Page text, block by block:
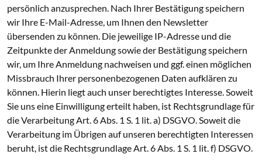
persönlich anzusprechen. Nach Ihrer Bestätigung speichern
wir Ihre E-Mail-Adresse, um Ihnen den Newsletter
übersenden zu können. Die jeweilige IP-Adresse und die
Zeitpunkte der Anmeldung sowie der Bestätigung speichern
wir, um Ihre Anmeldung nachweisen und ggf. einen möglichen
Missbrauch Ihrer personenbezogenen Daten aufklären zu
können. Hierin liegt auch unser berechtigtes Interesse. Soweit
Sie uns eine Einwilligung erteilt haben, ist Rechtsgrundlage für
die Verarbeitung Art. 6 Abs. 1 S. 1 lit. a) DSGVO. Soweit die
Verarbeitung im Übrigen auf unseren berechtigten Interessen
beruht, ist die Rechtsgrundlage Art. 6 Abs. 1 S. 1 lit. f) DSGVO.